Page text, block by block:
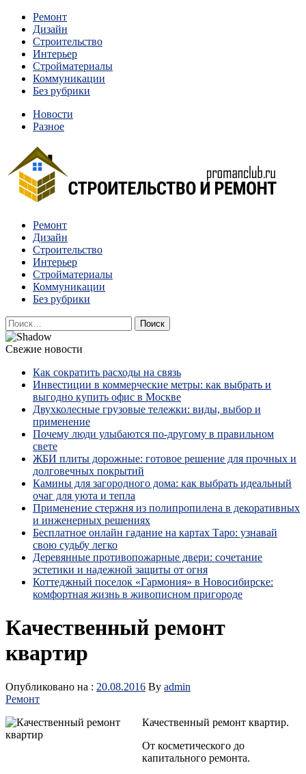
Перейти
содержимому
Ремонт
Дизайн
Строительство
Интерьер
Стройматериалы
Коммуникации
Без рубрики
Новости
Разное
Строительство и ремонт
Квартиры и дома, в которых живут разные люди, очень
отличаются между собой.
Ремонт
Дизайн
Строительство
Интерьер
Стройматериалы
Коммуникации
Без рубрики
Найти:
Свежие новости
Как сократить расходы на связь
Инвестиции в коммерческие метры: как выбрать и
выгодно купить офис в Москве
Двухколесные грузовые тележки: виды, выбор и
применение
Почему люди улыбаются по‑другому в правильном
свете
ЖБИ плиты дорожные: готовое решение для прочных и
долговечных покрытий
Камины для загородного дома: как выбрать идеальный
очаг для уюта и тепла
Применение стержня из полипропилена в декоративных
и инженерных решениях
Бесплатное онлайн гадание на картах Таро: узнавай
свою судьбу легко
Деревянные противопожарные двери: сочетание
эстетики и надежной защиты от огня
Коттеджный поселок «Гармония» в Новосибирске:
комфортная жизнь в живописном пригороде
Качественный ремонт
квартир
Опубликовано на : 20.08.2016 By admin
Ремонт
Качественный ремонт квартир.
От косметического до
капитального ремонта.